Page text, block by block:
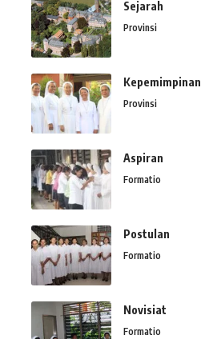
Sejarah
Provinsi
Kepemimpinan
Provinsi
Aspiran
Formatio
Postulan
Formatio
Novisiat
Formatio